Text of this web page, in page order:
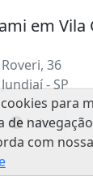
em Vila
36
- SP
Info
para
de
com nossa